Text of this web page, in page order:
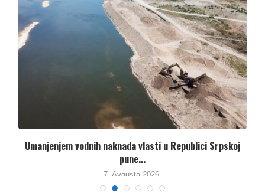
Umanjenjem vodnih naknada vlasti u Republici Srpskoj
pune...
7. Avgusta 2026.